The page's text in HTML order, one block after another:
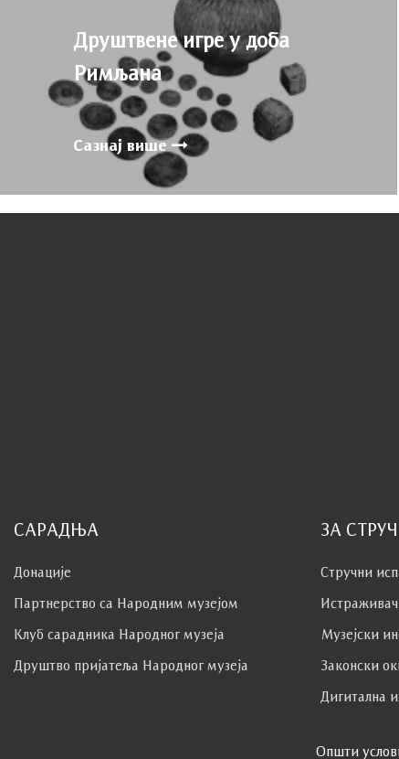
Друштвене игре у доба
Римљана
Сазнај више
САРАДЊА
Донације
Партнерство са Народним музејoм
Клуб сaрaдникa Народног музеја
Друштво пријатеља Народног музеја
ЗА
Стручни
Музејски
Законски
Дигитална
Општи